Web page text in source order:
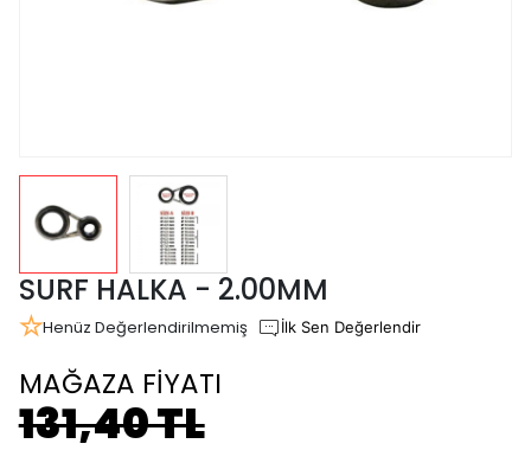
SURF HALKA - 2.00MM
Henüz Değerlendirilmemiş İlk Sen Değerlendir
MAĞAZA FİYATI
131,40 TL